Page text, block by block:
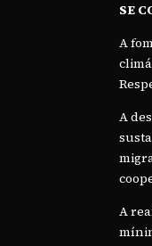
SE
A
A
A